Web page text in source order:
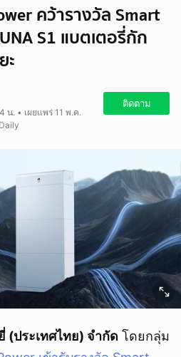
คว้ารางวัล Smart
S1 แบตเตอรี่กัก
น. • เผยแพร่ 11 พ.ค.
ติดตาม
(ประเทศไทย) จำกัด โดยกลุ่ม